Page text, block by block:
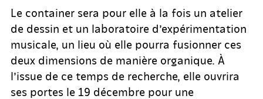
Le container sera pour elle à la fois un atelier
de dessin et un laboratoire d’expérimentation
musicale, un lieu où elle pourra fusionner ces
deux dimensions de manière organique. À
l’issue de ce temps de recherche, elle ouvrira
ses portes le 19 décembre pour une